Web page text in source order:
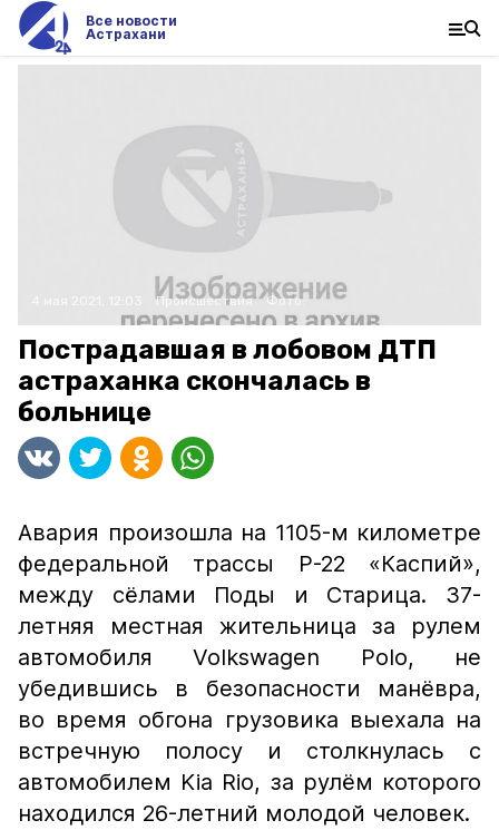
Все новости
Астрахани
Происшествия Фото:
Пострадавшая в лобовом ДТП
астраханка скончалась в
больнице
Авария произошла на 1105-м километре
федеральной трассы Р-22 «Каспий»,
между сёлами Поды и Старица. 37-
летняя местная жительница за рулем
автомобиля Volkswagen Polo, не
убедившись в безопасности манёвра,
во время обгона грузовика выехала на
встречную полосу и столкнулась с
автомобилем Kia Rio, за рулём которого
находился 26-летний молодой человек.